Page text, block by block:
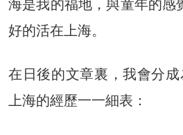
海是我的福地，與童年的感
好的活在上海。
在日後的文章裏，我會分
上海的經歷一一細表：